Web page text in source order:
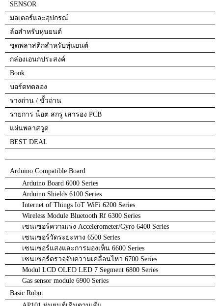
SENSOR
มอเตอร์และอุปกรณ์
ล้อสำหรับหุ่นยนต์
ชุดพลาสติกสำหรับหุ่นยนต์
กล่องเอนกประสงค์
Book
บอร์ดทดลอง
รางถ่าน / ขั้วถ่าน
รายการ น็อต สกรู เสารอง PCB
แผ่นพลาสวูด
BEST DEAL
Arduino Compatible Board
Arduino Board 6000 Series
Arduino Shields 6100 Series
Internet of Things IoT WiFi 6200 Series
Wireless Module Bluetooth Rf 6300 Series
เซนเซอร์ความเร่ง Accelerometer/Gyro 6400 Series
เซนเซอร์วัดระยะทาง 6500 Series
เซนเซอร์แสงและการมองเห็น 6600 Series
เซนเซอร์ตรวจจับความเคลื่อนไหว 6700 Series
Modul LCD OLED LED 7 Segment 6800 Series
Gas sensor module 6900 Series
Basic Robot